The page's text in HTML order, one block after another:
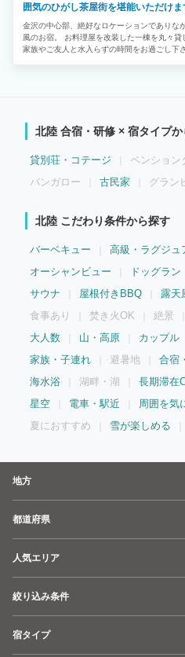
囲気のひがし茶屋街を堪能いただけま
金沢の中心部、絶好なロケーションでありな
風のお宿。 お料理屋を改装した一棟を丸々
家族やご友人と水入らずの時間をお過ごし
えるリビングスペースをご用意。 お酒を楽
で、旅の疲れをゆっくりと癒していただけ
う、調理家電や食器を始め、乾燥機能付洗濯
す。 元小料理屋ならではの設備を活かし、
北陸 合宿・研修 × 宿タイプ
貸別荘・コテージ ペンション
バンガロー
古民家 グラン
北陸 こだわり条件から探す
バーベキュー 高級・ラグジュ
オーシャンビュー
ドッグラン
サウナ
屋根付きBBQ 露天
食事あり
焚き火OK 絶景
大人数
山・高原 カップル
家族・子連れ
避暑地 合宿
海水浴
湖畔・湖 長期滞在
星空
電車・駅近
周囲を気
夏におすすめ
雪が楽しめる
地方
都道府県
人気エリア
絞り込み条件
宿タイプ